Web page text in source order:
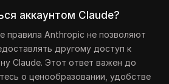
аккаунтом Claude?
правила Anthropic не позволяют
другому доступ к
Claude. Этот ответ важен до
о ценообразовании, удобстве